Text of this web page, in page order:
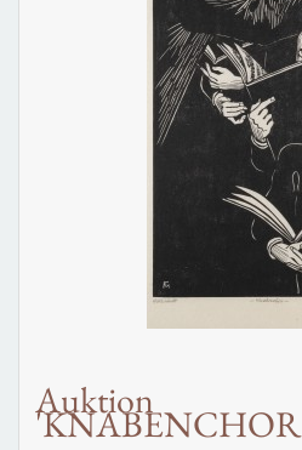
Auktion